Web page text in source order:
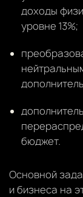
доходы
уровне 13%;
бюджет.
Основной
и бизнеса на